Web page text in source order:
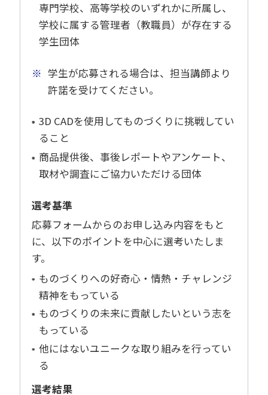
専門学校、高等学校のいずれかに所属し、
学校に属する管理者（教職員）が存在する
学生団体
※ 学生が応募される場合は、担当講師より
許諾を受けてください。
3D CADを使用してものづくりに挑戦してい
ること
商品提供後、事後レポートやアンケート、
取材や調査にご協力いただける団体
選考基準
応募フォームからのお申し込み内容をもと
に、以下のポイントを中心に選考いたしま
す。
ものづくりへの好奇心・情熱・チャレンジ
精神をもっている
ものづくりの未来に貢献したいという志を
もっている
他にはないユニークな取り組みを行ってい
る
選考結果